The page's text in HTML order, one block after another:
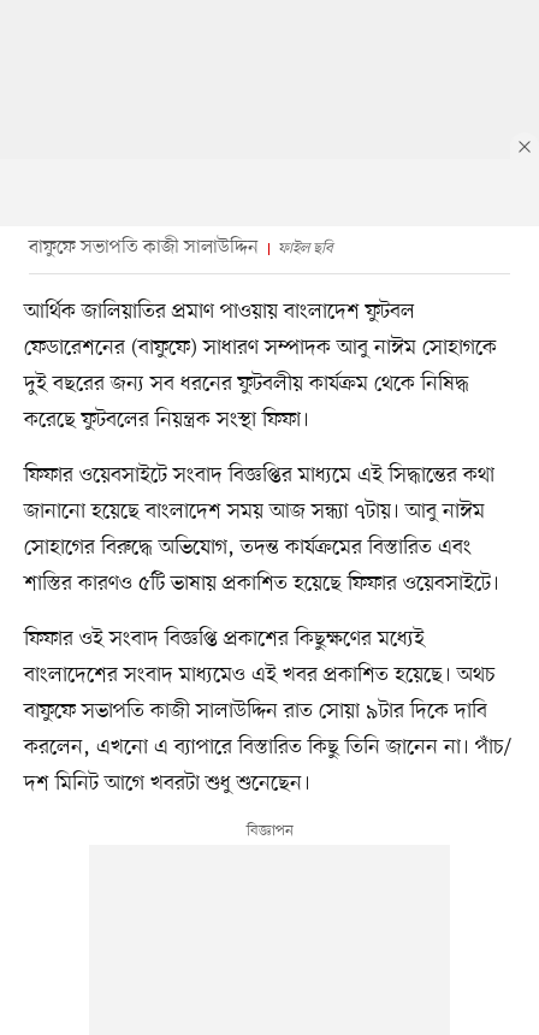
বাফুফে সভাপতি কাজী সালাউদ্দিন ফাইল ছবি
আর্থিক জালিয়াতির প্রমাণ পাওয়ায় বাংলাদেশ ফুটবল
ফেডারেশনের (বাফুফে) সাধারণ সম্পাদক আবু নাঈম সোহাগকে
দুই বছরের জন্য সব ধরনের ফুটবলীয় কার্যক্রম থেকে নিষিদ্ধ
করেছে ফুটবলের নিয়ন্ত্রক সংস্থা ফিফা।
ফিফার ওয়েবসাইটে সংবাদ বিজ্ঞপ্তির মাধ্যমে এই সিদ্ধান্তের কথা
জানানো হয়েছে বাংলাদেশ সময় আজ সন্ধ্যা ৭টায়। আবু নাঈম
সোহাগের বিরুদ্ধে অভিযোগ, তদন্ত কার্যক্রমের বিস্তারিত এবং
শাস্তির কারণও ৫টি ভাষায় প্রকাশিত হয়েছে ফিফার ওয়েবসাইটে।
ফিফার ওই সংবাদ বিজ্ঞপ্তি প্রকাশের কিছুক্ষণের মধ্যেই
বাংলাদেশের সংবাদ মাধ্যমেও এই খবর প্রকাশিত হয়েছে। অথচ
বাফুফে সভাপতি কাজী সালাউদ্দিন রাত সোয়া ৯টার দিকে দাবি
করলেন, এখনো এ ব্যাপারে বিস্তারিত কিছু তিনি জানেন না। পাঁচ/
দশ মিনিট আগে খবরটা শুধু শুনেছেন।